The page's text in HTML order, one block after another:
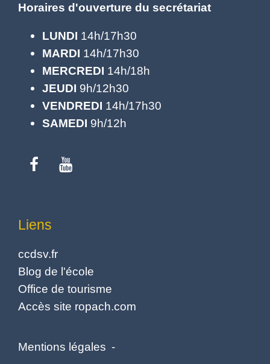
Horaires d'ouverture du secrétariat
LUNDI 14h/17h30
MARDI 14h/17h30
MERCREDI 14h/18h
JEUDI 9h/12h30
VENDREDI 14h/17h30
SAMEDI 9h/12h
Liens
ccdsv.fr
Blog de l'école
Office de tourisme
Accès site ropach.com
Mentions légales -